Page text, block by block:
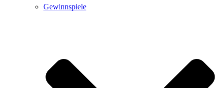
Gewinnspiele